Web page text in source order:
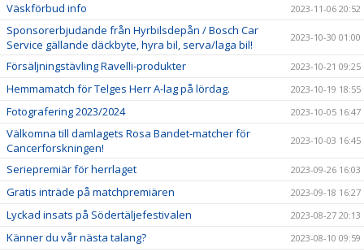
Väskförbud info 2023-11-06 20:52
Sponsorerbjudande från Hyrbilsdepån / Bosch Car
Service gällande däckbyte, hyra bil, serva/laga bil!
2023-10-30 01:00
Försäljningstävling Ravelli-produkter 2023-10-21 09:25
Hemmamatch för Telges Herr A-lag på lördag. 2023-10-19 18:55
Fotografering 2023/2024 2023-10-05 16:47
Välkomna till damlagets Rosa Bandet-matcher för
Cancerforskningen!
2023-10-03 16:45
Seriepremiär för herrlaget 2023-09-26 16:03
Gratis inträde på matchpremiären 2023-09-18 16:27
Lyckad insats på Södertäljefestivalen 2023-08-27 20:13
Känner du vår nästa talang? 2023-08-10 09:59